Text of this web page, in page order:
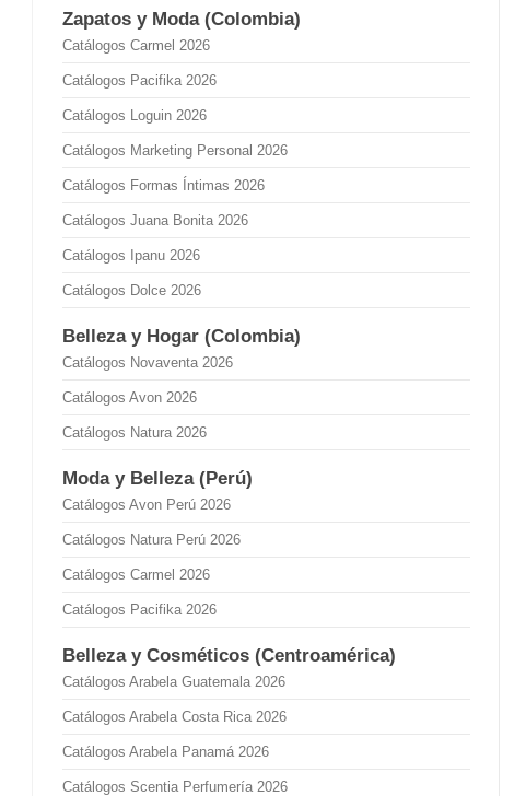
Zapatos y Moda (Colombia)
Catálogos Carmel 2026
Catálogos Pacifika 2026
Catálogos Loguin 2026
Catálogos Marketing Personal 2026
Catálogos Formas Íntimas 2026
Catálogos Juana Bonita 2026
Catálogos Ipanu 2026
Catálogos Dolce 2026
Belleza y Hogar (Colombia)
Catálogos Novaventa 2026
Catálogos Avon 2026
Catálogos Natura 2026
Moda y Belleza (Perú)
Catálogos Avon Perú 2026
Catálogos Natura Perú 2026
Catálogos Carmel 2026
Catálogos Pacifika 2026
Belleza y Cosméticos (Centroamérica)
Catálogos Arabela Guatemala 2026
Catálogos Arabela Costa Rica 2026
Catálogos Arabela Panamá 2026
Catálogos Scentia Perfumería 2026